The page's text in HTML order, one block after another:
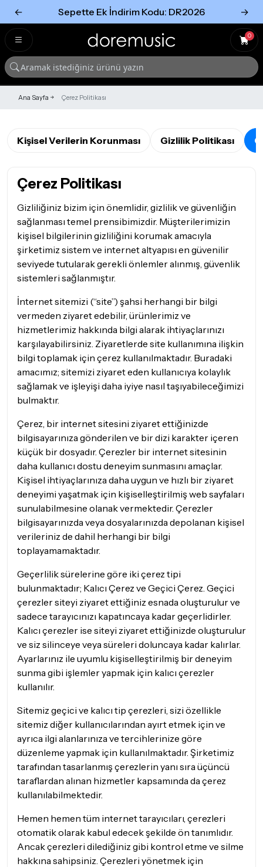
← Sepette Ek İndirim Kodu: DR2026 →
0
Ana Sayfa Çerez Politikası
Kişisel Verilerin Korunması Gizlilik Politikası
Çerez Politikası
Gizliliğiniz bizim için önemlidir, gizlilik ve güvenliğin
sağlanması temel prensibimizdir. Müşterilerimizin
kişisel bilgilerinin gizliliğini korumak amacıyla
şirketimiz sistem ve internet altyapısı en güvenilir
seviyede tutularak gerekli önlemler alınmış, güvenlik
sistemleri sağlanmıştır.
İnternet sitemizi (“site”) şahsi herhangi bir bilgi
vermeden ziyaret edebilir, ürünlerimiz ve
hizmetlerimiz hakkında bilgi alarak ihtiyaçlarınızı
karşılayabilirsiniz. Ziyaretlerde site kullanımına ilişkin
bilgi toplamak için çerez kullanılmaktadır. Buradaki
amacımız; sitemizi ziyaret eden kullanıcıya kolaylık
sağlamak ve işleyişi daha iyiye nasıl taşıyabileceğimizi
bulmaktır.
Çerez, bir internet sitesini ziyaret ettiğinizde
bilgisayarınıza gönderilen ve bir dizi karakter içeren
küçük bir dosyadır. Çerezler bir internet sitesinin
daha kullanıcı dostu deneyim sunmasını amaçlar.
Kişisel ihtiyaçlarınıza daha uygun ve hızlı bir ziyaret
deneyimi yaşatmak için kişiselleştirilmiş web sayfaları
sunulabilmesine olanak vermektedir. Çerezler
bilgisayarınızda veya dosyalarınızda depolanan kişisel
verileriniz de dahil herhangi bir bilgi
toplayamamaktadır.
Geçerlilik sürelerine göre iki çerez tipi
bulunmaktadır; Kalıcı Çerez ve Geçici Çerez. Geçici
çerezler siteyi ziyaret ettiğiniz esnada oluşturulur ve
sadece tarayıcınızı kapatıncaya kadar geçerlidirler.
Kalıcı çerezler ise siteyi ziyaret ettiğinizde oluşturulur
ve siz silinceye veya süreleri doluncaya kadar kalırlar.
Ayarlarınız ile uyumlu kişiselleştirilmiş bir deneyim
sunma gibi işlemler yapmak için kalıcı çerezler
kullanılır.
Sitemiz geçici ve kalıcı tip çerezleri, sizi özellikle
sitemiz diğer kullanıcılarından ayırt etmek için ve
ayrıca ilgi alanlarınıza ve tercihlerinize göre
düzenleme yapmak için kullanılmaktadır. Şirketimiz
tarafından tasarlanmış çerezlerin yanı sıra üçüncü
taraflardan alınan hizmetler kapsamında da çerez
kullanılabilmektedir.
Hemen hemen tüm internet tarayıcıları, çerezleri
otomatik olarak kabul edecek şekilde ön tanımlıdır.
Ancak çerezleri dilediğiniz gibi kontrol etme ve silme
hakkına sahipsiniz. Çerezleri yönetmek için
Tümünü Gör
Tümünü gör